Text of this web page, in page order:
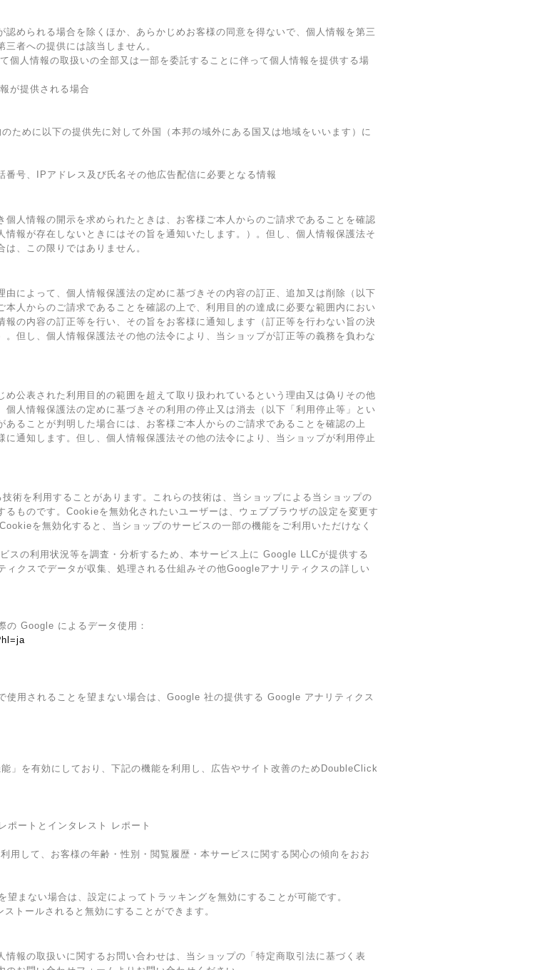
められる場合を除くほか、あらかじめお客様の同意を得ないで、個人情報を第三
者への提供には該当しません。
個人情報の取扱いの全部又は一部を委託することに伴って個人情報を提供する場
が提供される場合
ために以下の提供先に対して外国（本邦の域外にある国又は地域をいいます）に
番号、IPアドレス及び氏名その他広告配信に必要となる情報
人情報の開示を求められたときは、お客様ご本人からのご請求であることを確認
報が存在しないときにはその旨を通知いたします。）。但し、個人情報保護法そ
、この限りではありません。
によって、個人情報保護法の定めに基づきその内容の訂正、追加又は削除（以下
本人からのご請求であることを確認の上で、利用目的の達成に必要な範囲内におい
の内容の訂正等を行い、その旨をお客様に通知します（訂正等を行わない旨の決
但し、個人情報保護法その他の法令により、当ショップが訂正等の義務を負わな
公表された利用目的の範囲を超えて取り扱われているという理由又は偽りその他
人情報保護法の定めに基づきその利用の停止又は消去（以下「利用停止等」とい
ることが判明した場合には、お客様ご本人からのご請求であることを確認の上
通知します。但し、個人情報保護法その他の法令により、当ショップが利用停止
術を利用することがあります。これらの技術は、当ショップによる当ショップの
ものです。Cookieを無効化されたいユーザーは、ウェブブラウザの設定を変更す
を無効化すると、当ショップのサービスの一部の機能をご利用いただけなく
スの利用状況等を調査・分析するため、本サービス上に Google LLCが提供する
クスでデータが収集、処理される仕組みその他Googleアナリティクスの詳しい
の Google によるデータ使用：
用されることを望まない場合は、Google 社の提供する Google アナリティクス
」を有効にしており、下記の機能を利用し、広告やサイト改善のためDoubleClick
ートとインタレスト レポート
して、お客様の年齢・性別・閲覧履歴・本サービスに関する関心の傾向をおお
まない場合は、設定によってトラッキングを無効にすることが可能です。
トールされると無効にすることができます。
報の取扱いに関するお問い合わせは、当ショップの「特定商取引法に基づく表